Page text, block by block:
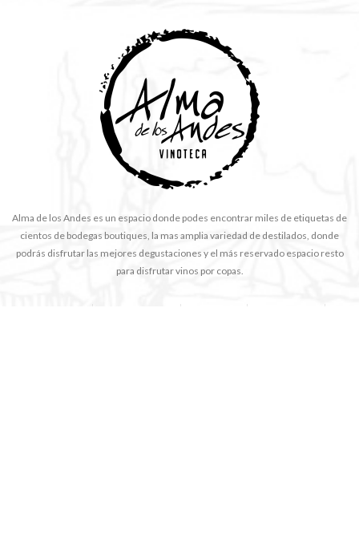
Alma de los Andes es un espacio donde podes encontrar miles de etiquetas de
cientos de bodegas boutiques, la mas amplia variedad de destilados, donde
podrás disfrutar las mejores degustaciones y el más reservado espacio resto
para disfrutar vinos por copas.